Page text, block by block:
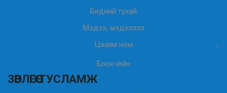
Бидний тухай
Мэдээ, мэдээлэл
Цахим ном
Блокчейн
ЗӨВЛӨГӨӨ ТУСЛАМЖ